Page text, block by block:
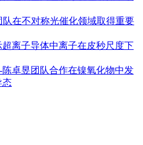
队在不对称光催化领域取得重要
离子导体中离子在皮秒尺度下
陈卓昱团队合作在镍氧化物中发
态